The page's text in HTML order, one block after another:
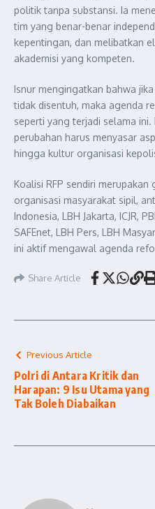
politik tanpa substansi. Ia
tim yang benar-benar
kepentingan, dan melibatkan
akademisi yang kompeten.
Isnur mengingatkan bahwa
tidak disentuh, maka agenda
seperti yang terjadi selama ini.
perubahan harus menyasar
hingga kultur organisasi
Koalisi RFP sendiri
organisasi masyarakat sipil,
Indonesia, LBH Jakarta, ICJR,
SAFEnet, LBH Pers, LBH
ini aktif mengawal agenda
Share Article
Previous Article
Polri di Antara Kritik dan
Harapan: 9 Isu Utama yang
Tak Boleh Diabaikan